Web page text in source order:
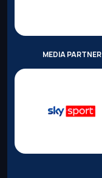
MEDIA PARTNER